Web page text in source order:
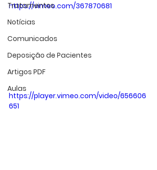
Tratamentos
Notícias
Comunicados
Deposição de Pacientes
Artigos PDF
Aulas
https://vimeo.com/367870681
https://player.vimeo.com/video/656606
651